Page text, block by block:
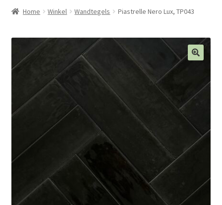
Mozaïekvellen
Contact
Home Winkel Wandtegels Piastrelle Nero Lux, TP043